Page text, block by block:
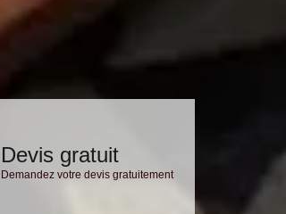
Devis gratuit
Demandez votre devis gratuitement